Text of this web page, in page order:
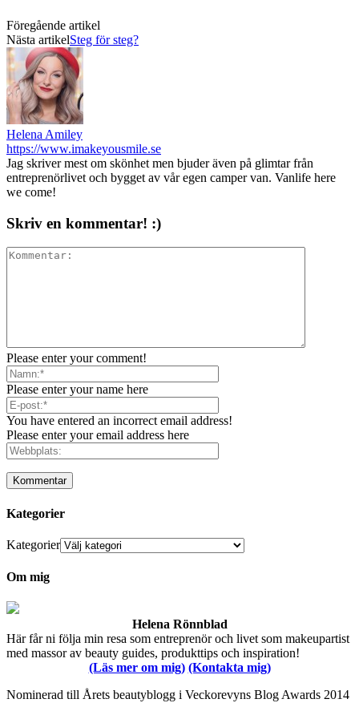
Föregående artikel
Nästa artikelSteg för steg?
Helena Amiley
https://www.imakeyousmile.se
Jag skriver mest om skönhet men bjuder även på glimtar från
entreprenörlivet och bygget av vår egen camper van. Vanlife here
we come!
Skriv en kommentar! :)
Please enter your comment!
Please enter your name here
You have entered an incorrect email address!
Please enter your email address here
Kategorier
Kategorier
Om mig
Helena Rönnblad
Här får ni följa min resa som entreprenör och livet som makeupartist
med massor av beauty guides, produkttips och inspiration!
(Läs mer om mig) (Kontakta mig)
Nominerad till Årets beautyblogg i Veckorevyns Blog Awards 2014